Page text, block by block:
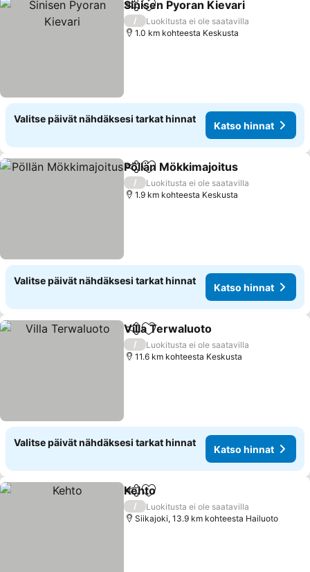
Jaa Lisää suosikkeihin
Sinisen Pyoran Kievari
/
Luokitusta ei ole saatavilla
1.0 km kohteesta Keskusta
Valitse päivät nähdäksesi tarkat hinnat
Katso hinnat
Jaa Lisää suosikkeihin
Pöllän Mökkimajoitus
/
Luokitusta ei ole saatavilla
1.9 km kohteesta Keskusta
Valitse päivät nähdäksesi tarkat hinnat
Katso hinnat
Jaa Lisää suosikkeihin
Villa Terwaluoto
/
Luokitusta ei ole saatavilla
11.6 km kohteesta Keskusta
Valitse päivät nähdäksesi tarkat hinnat
Katso hinnat
Jaa Lisää suosikkeihin
Kehto
/
Luokitusta ei ole saatavilla
Siikajoki, 13.9 km kohteesta Hailuoto